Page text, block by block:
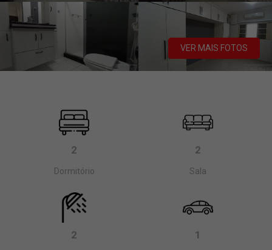
VER MAIS FOTOS
2
Dormitório
2
Sala
2 1